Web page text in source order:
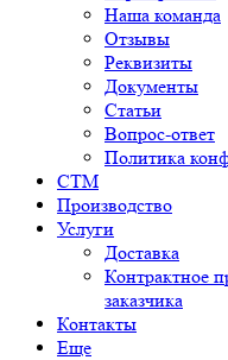
Наша команда
Отзывы
Реквизиты
Документы
Статьи
Вопрос-ответ
Политика
СТМ
Производство
Услуги
Доставка
Контрактное
заказчика
Контакты
Еще